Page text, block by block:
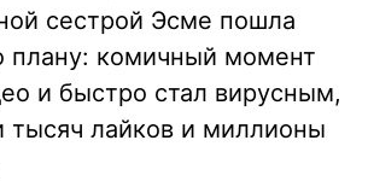
сестрой Эсме пошла
плану: комичный момент
и быстро стал вирусным,
тысяч лайков и миллионы